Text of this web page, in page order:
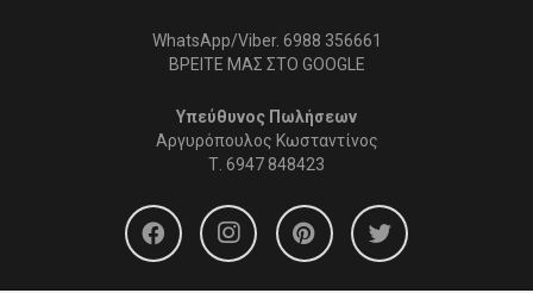
WhatsApp/Viber. 6988 356661
ΒΡΕΙΤΕ ΜΑΣ ΣΤΟ GOOGLE
Υπεύθυνος Πωλήσεων
Αργυρόπουλος Κωσταντίνος
Τ. 6947 848423